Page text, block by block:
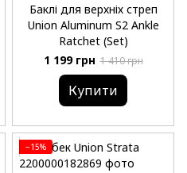
Баклі для верхніх стреп
Union Aluminum S2 Ankle
Ratchet (Set)
1 199 грн 1 410 грн
Купити
−15%